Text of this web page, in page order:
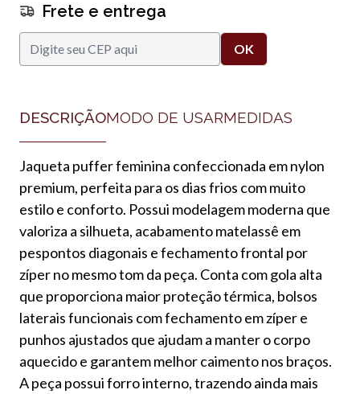
Frete e entrega
DESCRIÇÃOMODO DE USARMEDIDAS
Jaqueta puffer feminina confeccionada em nylon
premium, perfeita para os dias frios com muito
estilo e conforto. Possui modelagem moderna que
valoriza a silhueta, acabamento matelassê em
pespontos diagonais e fechamento frontal por
zíper no mesmo tom da peça. Conta com gola alta
que proporciona maior proteção térmica, bolsos
laterais funcionais com fechamento em zíper e
punhos ajustados que ajudam a manter o corpo
aquecido e garantem melhor caimento nos braços.
A peça possui forro interno, trazendo ainda mais